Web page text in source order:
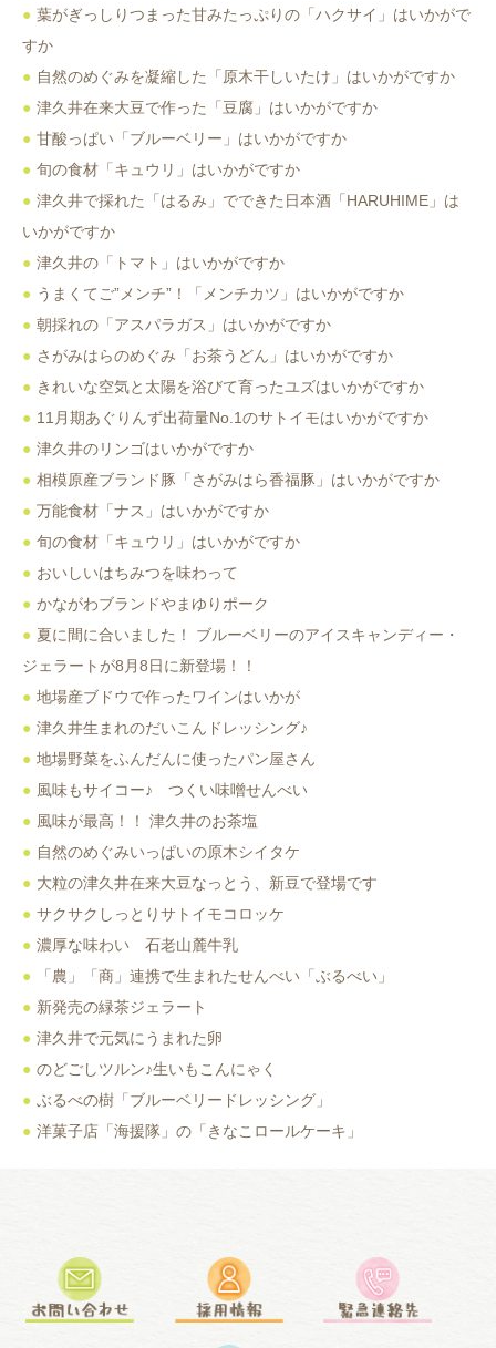
葉がぎっしりつまった甘みたっぷりの「ハクサイ」はいかがで
すか
自然のめぐみを凝縮した「原木干しいたけ」はいかがですか
津久井在来大豆で作った「豆腐」はいかがですか
甘酸っぱい「ブルーベリー」はいかがですか
旬の食材「キュウリ」はいかがですか
津久井で採れた「はるみ」でできた日本酒「HARUHIME」は
いかがですか
津久井の「トマト」はいかがですか
うまくてご”メンチ”！「メンチカツ」はいかがですか
朝採れの「アスパラガス」はいかがですか
さがみはらのめぐみ「お茶うどん」はいかがですか
きれいな空気と太陽を浴びて育ったユズはいかがですか
11月期あぐりんず出荷量No.1のサトイモはいかがですか
津久井のリンゴはいかがですか
相模原産ブランド豚「さがみはら香福豚」はいかがですか
万能食材「ナス」はいかがですか
旬の食材「キュウリ」はいかがですか
おいしいはちみつを味わって
かながわブランドやまゆりポーク
夏に間に合いました！ ブルーベリーのアイスキャンディー・
ジェラートが8月8日に新登場！！
地場産ブドウで作ったワインはいかが
津久井生まれのだいこんドレッシング♪
地場野菜をふんだんに使ったパン屋さん
風味もサイコー♪ つくい味噌せんべい
風味が最高！！ 津久井のお茶塩
自然のめぐみいっぱいの原木シイタケ
大粒の津久井在来大豆なっとう、新豆で登場です
サクサクしっとりサトイモコロッケ
濃厚な味わい 石老山麓牛乳
「農」「商」連携で生まれたせんべい「ぶるべい」
新発売の緑茶ジェラート
津久井で元気にうまれた卵
のどごしツルン♪生いもこんにゃく
ぶるべの樹「ブルーベリードレッシング」
洋菓子店「海援隊」の「きなこロールケーキ」